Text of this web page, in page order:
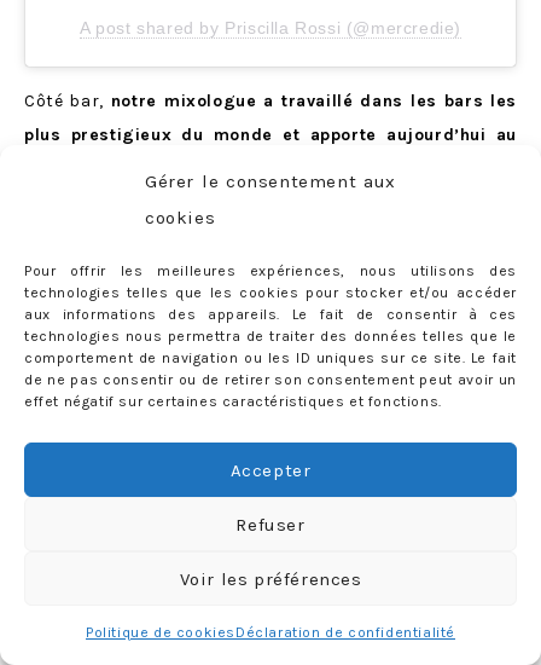
Gérer le consentement aux
cookies
Pour offrir les meilleures expériences, nous utilisons des
technologies telles que les cookies pour stocker et/ou accéder
aux informations des appareils. Le fait de consentir à ces
technologies nous permettra de traiter des données telles que le
comportement de navigation ou les ID uniques sur ce site. Le fait
de ne pas consentir ou de retirer son consentement peut avoir un
effet négatif sur certaines caractéristiques et fonctions.
Accepter
Refuser
Voir les préférences
Politique de cookies Déclaration de confidentialité
A post shared by Priscilla Rossi (@mercredie)
Côté bar, notre mixologue a travaillé dans les bars les
plus prestigieux du monde et apporte aujourd’hui au
nos infusions sont tous élaborés « maison », Quelle
meilleure base pour travailler des cocktails exclusifs et
personnalisables ?« , demande Christophe Callarec.
«
Nous jouons le jeu du « Prohibition Bar » à fond, avec par
exemple une entrée de type « Speakeasy », comme dans les
années 20 à New York. Nous envisageons d’ailleurs
d’organiser, plusieurs fois par semaine, des dégustations
nos inspirations avec eux en direct ! ».